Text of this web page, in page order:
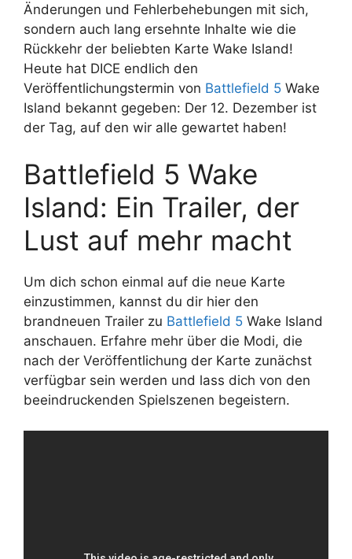
Änderungen und Fehlerbehebungen mit sich,
sondern auch lang ersehnte Inhalte wie die
Rückkehr der beliebten Karte Wake Island!
Heute hat DICE endlich den
Veröffentlichungstermin von Battlefield 5 Wake
Island bekannt gegeben: Der 12. Dezember ist
der Tag, auf den wir alle gewartet haben!
Battlefield 5 Wake
Island: Ein Trailer, der
Lust auf mehr macht
Um dich schon einmal auf die neue Karte
einzustimmen, kannst du dir hier den
brandneuen Trailer zu Battlefield 5 Wake Island
anschauen. Erfahre mehr über die Modi, die
nach der Veröffentlichung der Karte zunächst
verfügbar sein werden und lass dich von den
beeindruckenden Spielszenen begeistern.